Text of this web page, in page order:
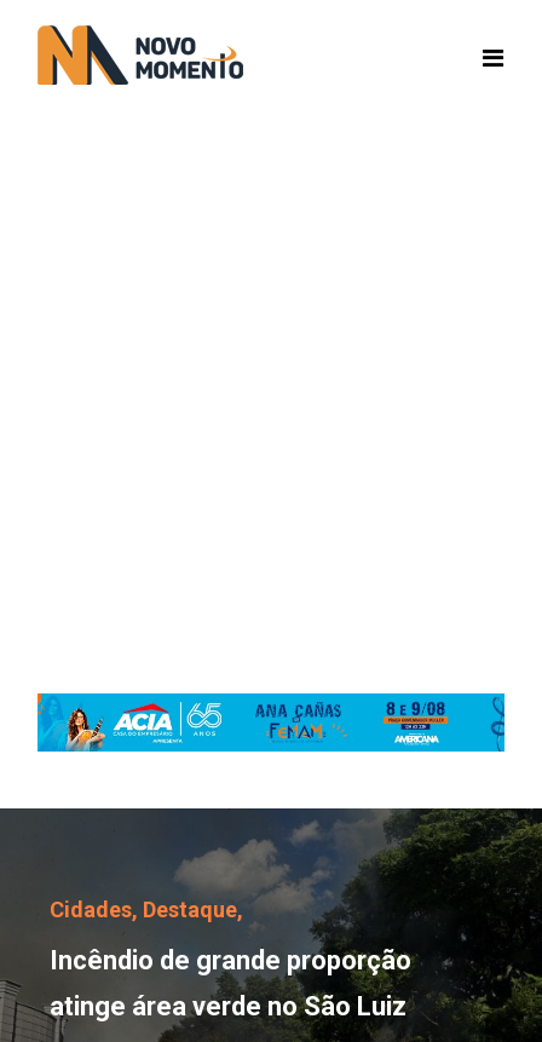
Incêndio de grande
Cidades, Destaque,
Incêndio de grande proporção
atinge área verde no São Luiz